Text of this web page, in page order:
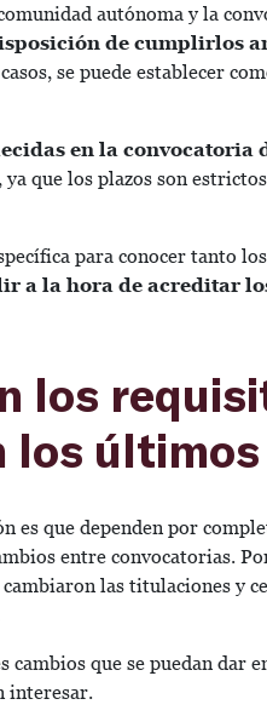
autónoma y la
de cumplirlos
se puede establecer
en la convocatoria
, ya que los plazos son
para conocer tanto
a la hora de acreditar
los
los últimos
es que dependen por
entre convocatorias.
las titulaciones y
que se puedan dar
interesar.